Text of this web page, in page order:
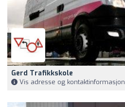
Gerd Trafikkskole
Vis adresse og kontaktinformasjon